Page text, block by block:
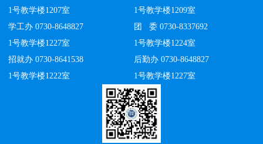
1号教学楼1207室
1号教学楼1209室
学工办 0730-8648827
1号教学楼1227室
团 委 0730-8337692
1号教学楼1224室
招就办 0730-8641538
1号教学楼1222室
后勤办 0730-8648827
1号教学楼1227室